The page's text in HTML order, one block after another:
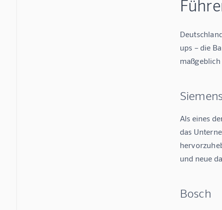
ups – die
Als eines
das
und neue
Bosch